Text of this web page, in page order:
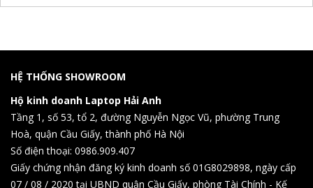
HỆ THỐNG SHOWROOM
Hộ kinh doanh Laptop Hải Anh
Tầng 1, số 53, tổ 2, đường Nguyễn Ngọc Vũ, phường Trung
Hoà, quận Cầu Giấy, thành phố Hà Nội
Số điện thoại: 0986.909.407
Giấy chứng nhận đăng ký kinh doanh số 01G8029898, ngày cấp
07 / 08 / 2020 tại UBND quận Cầu Giấy, phòng Tài Chính - Kế